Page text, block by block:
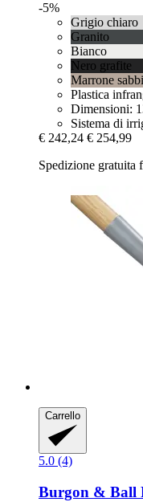
-5%
Grigio chiaro
Granito
Bianco
Nero grafite
Marrone
Plastica
Dimensioni:
Sistema di
€ 242,24 € 254,99
Spedizione gratuita
Carrello
5.0 (4)
Burgon & Ball